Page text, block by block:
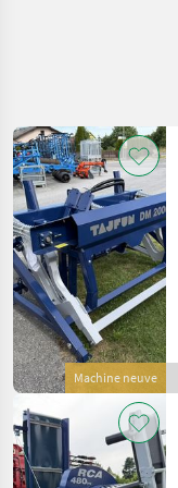
Machine neuve